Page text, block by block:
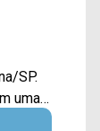
SP.
uma